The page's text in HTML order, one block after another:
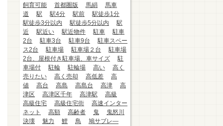
飼育可能
首都圏版 馬絹
馬車
道
駅 駅4分 駅前
駅徒歩1分
駅徒歩3分以内
駅徒歩5分以内
駅
近
駅近い 駅近物件 駐車
駐車
2台
駐車3台 駐車9台
駐車スペー
ス2台
駐車場 駐車場２台
駐車場
2台、屋根付き駐車場、車サイズ
駐
車場付
駐輪 駐輪場 高い
高く
売りたい
高く売却 高低差
高
値
高台 高島 高島台 高津
高
津区
高津区千年 高津駅
高級
高級住宅
高級住宅街
高速インター
ネット
高額 高齢者 鬼
鬼怒川
決壊
魅力 鯉 鳥
鳩サブレ―